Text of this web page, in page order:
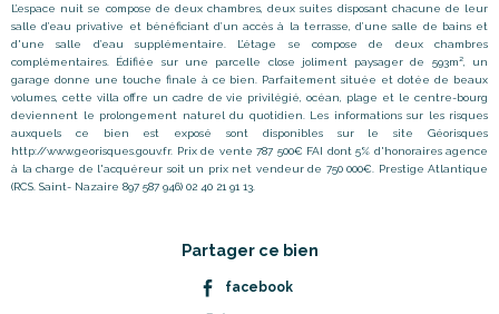
L’espace nuit se compose de deux chambres, deux suites disposant chacune de leur
salle d’eau privative et bénéficiant d’un accès à la terrasse, d’une salle de bains et
d'une salle d’eau supplémentaire. L’étage se compose de deux chambres
complémentaires. Édifiée sur une parcelle close joliment paysager de 593m², un
garage donne une touche finale à ce bien. Parfaitement située et dotée de beaux
volumes, cette villa offre un cadre de vie privilégié, océan, plage et le centre-bourg
deviennent le prolongement naturel du quotidien. Les informations sur les risques
auxquels ce bien est exposé sont disponibles sur le site Géorisques
http://www.georisques.gouv.fr. Prix de vente 787 500€ FAI dont 5% d'honoraires agence
à la charge de l'acquéreur soit un prix net vendeur de 750 000€. Prestige Atlantique
(RCS. Saint- Nazaire 897 587 946) 02 40 21 91 13.
Partager ce bien
facebook